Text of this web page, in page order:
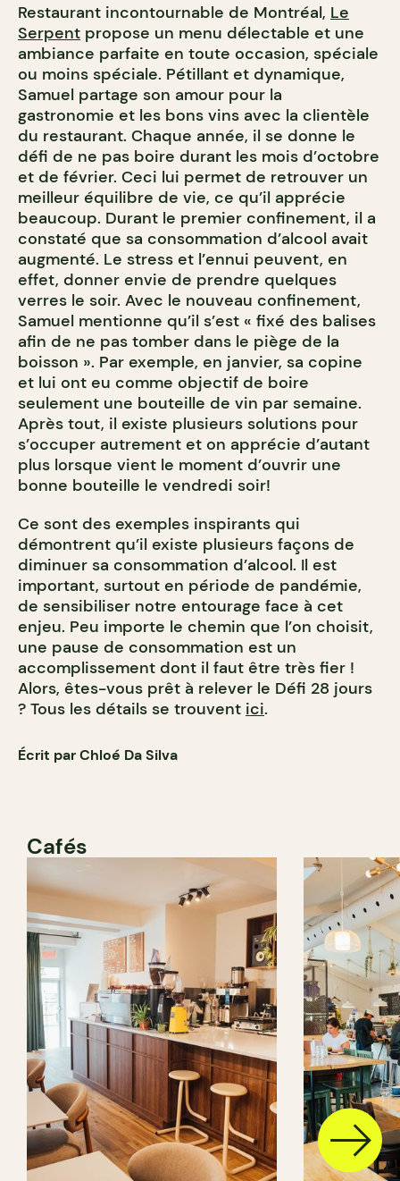
Restaurant incontournable de Montréal, Le
Serpent propose un menu délectable et une
ambiance parfaite en toute occasion, spéciale
ou moins spéciale. Pétillant et dynamique,
Samuel partage son amour pour la
gastronomie et les bons vins avec la clientèle
du restaurant. Chaque année, il se donne le
défi de ne pas boire durant les mois d’octobre
et de février. Ceci lui permet de retrouver un
meilleur équilibre de vie, ce qu’il apprécie
beaucoup. Durant le premier confinement, il a
constaté que sa consommation d’alcool avait
augmenté. Le stress et l’ennui peuvent, en
effet, donner envie de prendre quelques
verres le soir. Avec le nouveau confinement,
Samuel mentionne qu’il s’est « fixé des balises
afin de ne pas tomber dans le piège de la
boisson ». Par exemple, en janvier, sa copine
et lui ont eu comme objectif de boire
seulement une bouteille de vin par semaine.
Après tout, il existe plusieurs solutions pour
s’occuper autrement et on apprécie d’autant
plus lorsque vient le moment d’ouvrir une
bonne bouteille le vendredi soir!
Ce sont des exemples inspirants qui
démontrent qu’il existe plusieurs façons de
diminuer sa consommation d’alcool. Il est
important, surtout en période de pandémie,
de sensibiliser notre entourage face à cet
enjeu. Peu importe le chemin que l’on choisit,
une pause de consommation est un
accomplissement dont il faut être très fier !
Alors, êtes-vous prêt à relever le Défi 28 jours
? Tous les détails se trouvent ici.
Écrit par Chloé Da Silva
Cafés